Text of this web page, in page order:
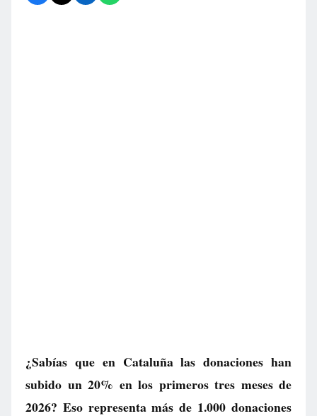
¿Sabías que en Cataluña las donaciones han
subido un 20% en los primeros tres meses de
2026? Eso representa más de 1.000 donaciones